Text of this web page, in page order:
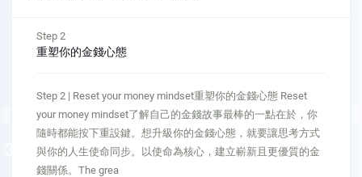
Previous
Step 2
重塑你的金錢心態
Step 2 | Reset your money mindset重塑你的金錢心態 Reset
your money mindset了解自己的金錢故事最棒的一點在於，你
隨時都能按下重設鍵。想升級你的金錢心態，就要讓思考方式
與你的人生使命同步。以使命為核心，建立嶄新且更優質的金
錢關係。The grea